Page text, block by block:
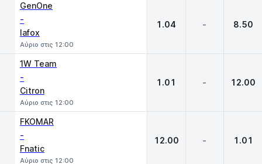
GenOne
-
lafox
Αύριο στις 12:00
1.04 - 8.50
1W Team
-
Citron
Αύριο στις 12:00
1.01 - 12.00
FKOMAR
-
Fnatic
Αύριο στις 12:00
12.00 - 1.01